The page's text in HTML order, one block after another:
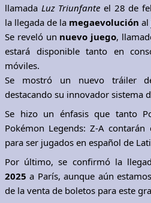
llamada Luz Triunfante el 28 de
la llegada de la megaevolución al
Se reveló un nuevo juego,
estará disponible tanto en
móviles.
Se mostró un nuevo tráiler
destacando su innovador sistema
Se hizo un énfasis que tanto
Pokémon Legends: Z-A
para ser jugados en español de
Por último, se confirmó la
2025 a París, aunque aún
de la venta de boletos para este